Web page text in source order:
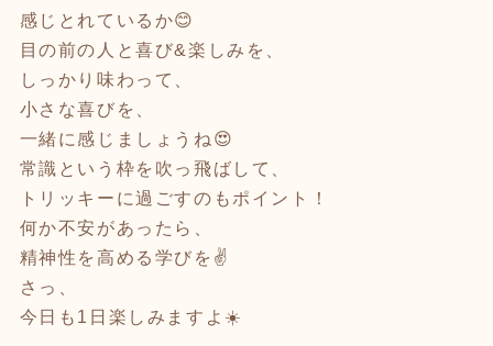
感じとれているか😊
目の前の人と喜び&楽しみを、
しっかり味わって、
小さな喜びを、
一緒に感じましょうね😍
常識という枠を吹っ飛ばして、
トリッキーに過ごすのもポイント！
何か不安があったら、
精神性を高める学びを✌️
さっ、
今日も1日楽しみますよ☀️